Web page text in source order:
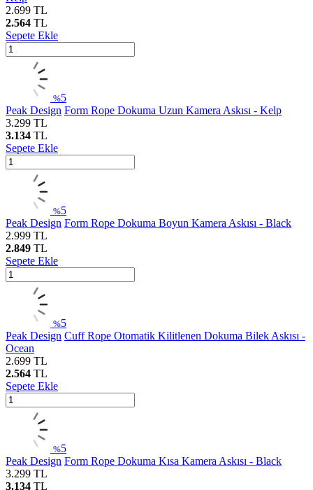
2.699 TL
2.564 TL
Sepete Ekle
%5
Peak Design Form Rope Dokuma Uzun Kamera Askısı - Kelp
3.299 TL
3.134 TL
Sepete Ekle
%5
Peak Design Form Rope Dokuma Boyun Kamera Askısı - Black
2.999 TL
2.849 TL
Sepete Ekle
%5
Peak Design Cuff Rope Otomatik Kilitlenen Dokuma Bilek Askısı -
Ocean
2.699 TL
2.564 TL
Sepete Ekle
%5
Peak Design Form Rope Dokuma Kısa Kamera Askısı - Black
3.299 TL
3.134 TL